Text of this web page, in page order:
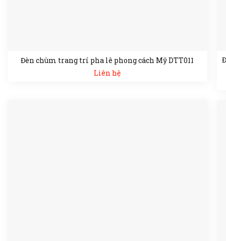
Đèn chùm trang trí pha lê phong cách Mỹ DTT011
Liên hệ